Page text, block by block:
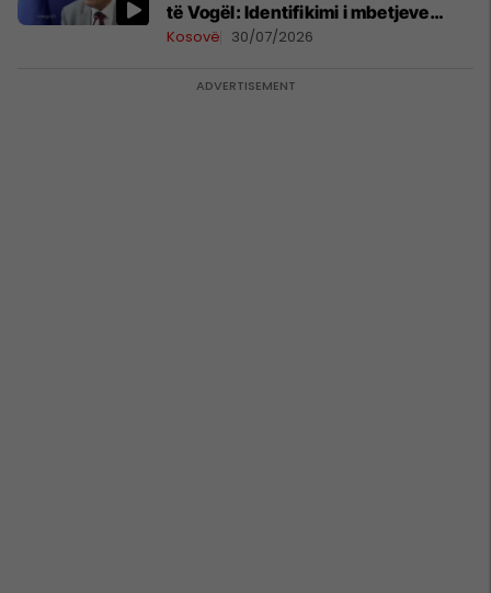
të Vogël: Identifikimi i mbetjeve
mortore do të kërkojë kohë
Kosovë 30/07/2026